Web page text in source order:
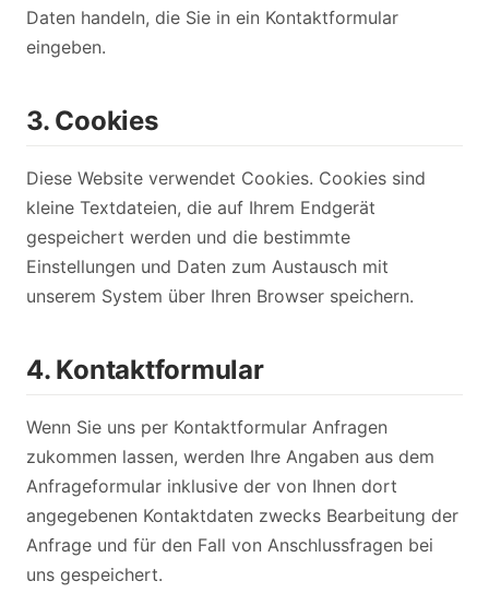
Daten handeln, die Sie in ein Kontaktformular
eingeben.
3. Cookies
Diese Website verwendet Cookies. Cookies sind
kleine Textdateien, die auf Ihrem Endgerät
gespeichert werden und die bestimmte
Einstellungen und Daten zum Austausch mit
unserem System über Ihren Browser speichern.
4. Kontaktformular
Wenn Sie uns per Kontaktformular Anfragen
zukommen lassen, werden Ihre Angaben aus dem
Anfrageformular inklusive der von Ihnen dort
angegebenen Kontaktdaten zwecks Bearbeitung der
Anfrage und für den Fall von Anschlussfragen bei
uns gespeichert.